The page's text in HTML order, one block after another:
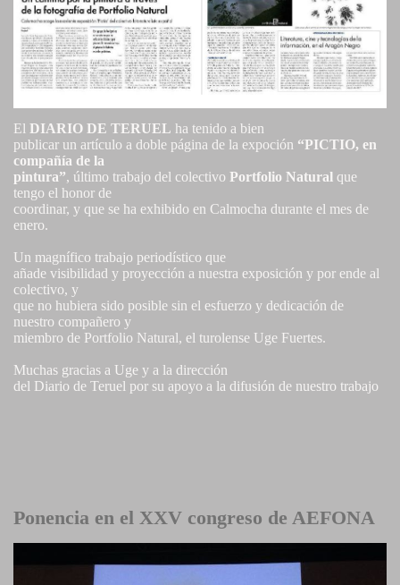
El DIARIO DE TERUEL ha tenido a bien
publicar un artículo a doble página de la expoción “PICTIO, en
compañía de la
pintura”, último trabajo del colectivo Portfolio Natural que
tengo el honor de
coordinar, y que se ha exhibido en Calmocha durante el mes de
enero.
Un magnífico trabajo periodístico que
añade visibilidad y proyección a nuestra exposición y por ende al
colectivo, y
que no hubiera sido posible sin el esfuerzo y dedicación de
nuestro compañero y
miembro de Portfolio Natural, el turolense Uge Fuertes.
Muchas gracias a Uge y a la dirección
del Diario de Teruel por su apoyo a la difusión de nuestro trabajo
Ponencia en el XXV congreso de AEFONA